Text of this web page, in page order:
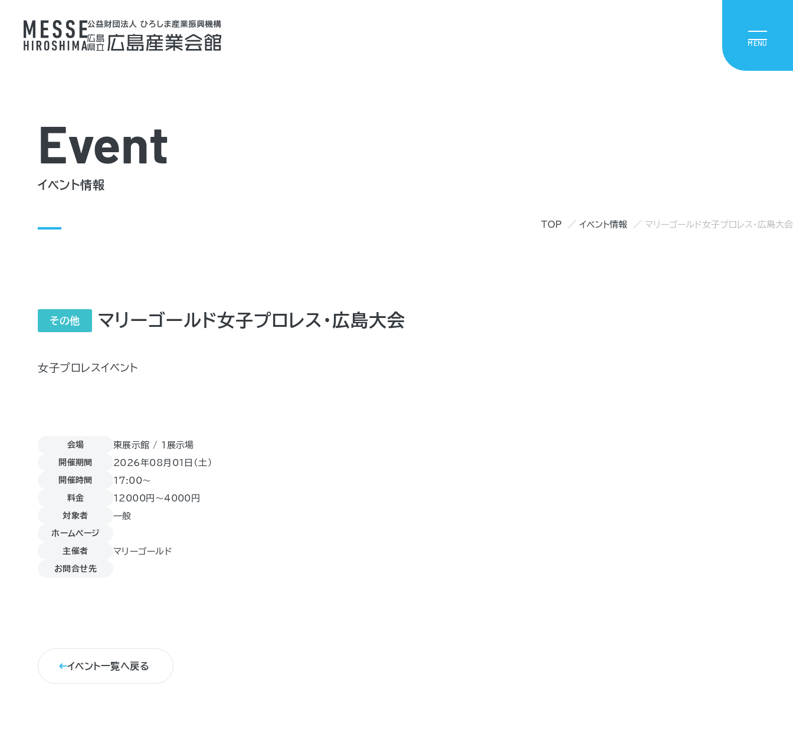
Event
イベント情報
TOP イベント情報 マリーゴールド女子プロレス・広島大会
その他 マリーゴールド女子プロレス・広島大会
女子プロレスイベント
会場 東展示館 / 1展示場
開催期間 2026年08月01日（土)
開催時間 17:00～
料金 12000円～4000円
対象者 一般
ホームページ
主催者 マリーゴールド
お問合せ先
イベント一覧へ戻る